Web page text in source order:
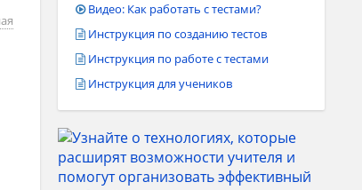
Видео: Как работать с тестами?
Инструкция по созданию тестов
Инструкция по работе с тестами
Инструкция для учеников